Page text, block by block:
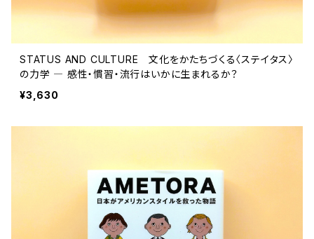
STATUS AND CULTURE 文化をかたちづくる〈ステイタス〉
の力学 ― 感性・慣習・流行はいかに生まれるか？
¥3,630